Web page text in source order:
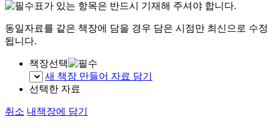
표가 있는 항목은 반드시 기재해 주셔야 합니다.
동일자료를 같은 책장에 담을 경우 담은 시점만 최신으로 수정
됩니다.
책장선택
새 책장 만들어 자료 담기
선택한 자료
취소 내책장에 담기